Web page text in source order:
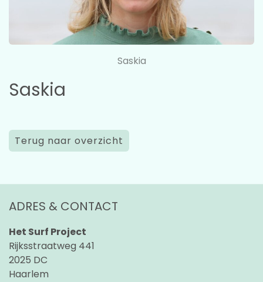
Saskia
Saskia
Terug naar overzicht
ADRES & CONTACT
Het Surf Project
Rijksstraatweg 441
2025 DC
Haarlem